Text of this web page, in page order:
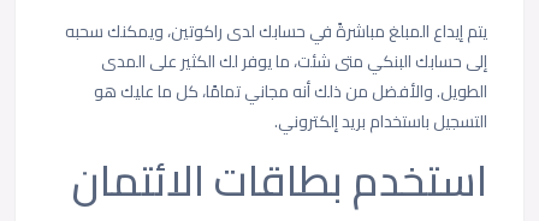
يتم إيداع المبلغ مباشرةً في حسابك لدى راكوتين، ويمكنك سحبه
إلى حسابك البنكي متى شئت، ما يوفر لك الكثير على المدى
الطويل. والأفضل من ذلك أنه مجاني تمامًا، كل ما عليك هو
التسجيل باستخدام بريد إلكتروني.
استخدم بطاقات الائتمان